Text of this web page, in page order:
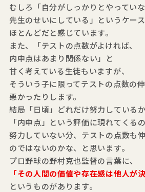
むしろ「自分がしっかりとやってい
先生のせいにしている」というケー
ほとんどだと感じています。
また、「テストの点数がよければ、
内申点はあまり関係ない」と
甘く考えている生徒もいますが、
そういう子に限ってテストの点数の
悪かったりします。
結局「日頃」どれだけ努力している
「内申点」という評価に現れてくるの
努力していない分、テストの点数も
のではないのかな、と思います。
プロ野球の野村克也監督の言葉に、
「その人間の価値や存在感は他人が決
というものがあります。